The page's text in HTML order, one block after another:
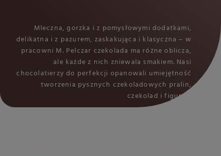
Mleczna, gorzka i z pomysłowymi dodatkami,
delikatna i z pazurem, zaskakująca i klasyczna – w
pracowni M. Pelczar czekolada ma różne oblicza,
ale każde z nich zniewala smakiem. Nasi
chocolatierzy do perfekcji opanowali umiejętność
tworzenia pysznych czekoladowych pralin,
czekolad i figurek.